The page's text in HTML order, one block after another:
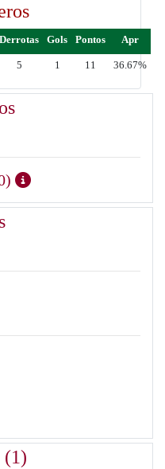
Derrotas Gols Pontos Apr
5 1 11 36.67%
(1)